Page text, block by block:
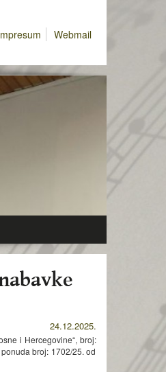
Webmail
24.12.2025.
i Hercegovine“, broj:
broj: 1702/25. od